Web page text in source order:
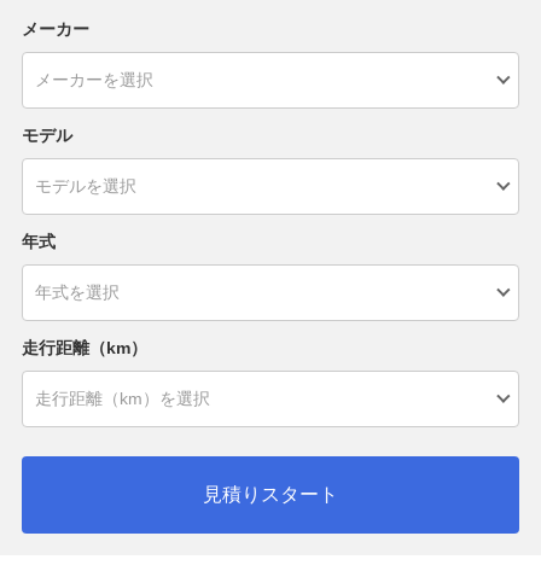
メーカー
モデル
年式
走行距離（km）
見積りスタート